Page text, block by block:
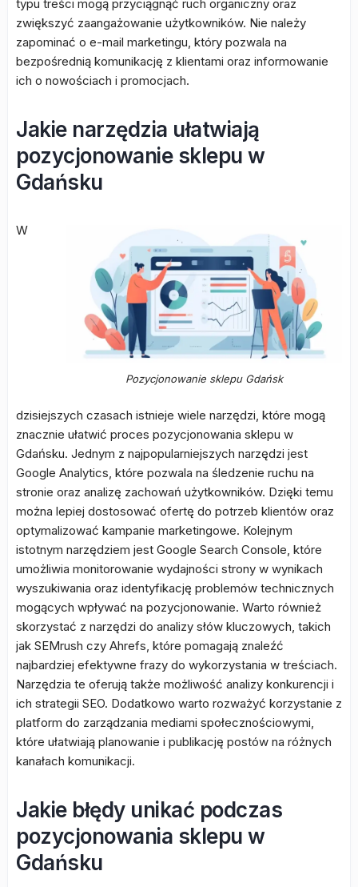
typu treści mogą przyciągnąć ruch organiczny oraz
zwiększyć zaangażowanie użytkowników. Nie należy
zapominać o e-mail marketingu, który pozwala na
bezpośrednią komunikację z klientami oraz informowanie
ich o nowościach i promocjach.
Jakie narzędzia ułatwiają
pozycjonowanie sklepu w
Gdańsku
Pozycjonowanie sklepu Gdańsk
W
dzisiejszych czasach istnieje wiele narzędzi, które mogą
znacznie ułatwić proces pozycjonowania sklepu w
Gdańsku. Jednym z najpopularniejszych narzędzi jest
Google Analytics, które pozwala na śledzenie ruchu na
stronie oraz analizę zachowań użytkowników. Dzięki temu
można lepiej dostosować ofertę do potrzeb klientów oraz
optymalizować kampanie marketingowe. Kolejnym
istotnym narzędziem jest Google Search Console, które
umożliwia monitorowanie wydajności strony w wynikach
wyszukiwania oraz identyfikację problemów technicznych
mogących wpływać na pozycjonowanie. Warto również
skorzystać z narzędzi do analizy słów kluczowych, takich
jak SEMrush czy Ahrefs, które pomagają znaleźć
najbardziej efektywne frazy do wykorzystania w treściach.
Narzędzia te oferują także możliwość analizy konkurencji i
ich strategii SEO. Dodatkowo warto rozważyć korzystanie z
platform do zarządzania mediami społecznościowymi,
które ułatwiają planowanie i publikację postów na różnych
kanałach komunikacji.
Jakie błędy unikać podczas
pozycjonowania sklepu w
Gdańsku